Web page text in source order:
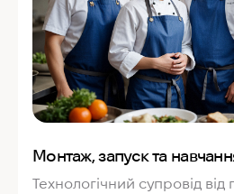
Монтаж, запуск та
Технологічний супровід від